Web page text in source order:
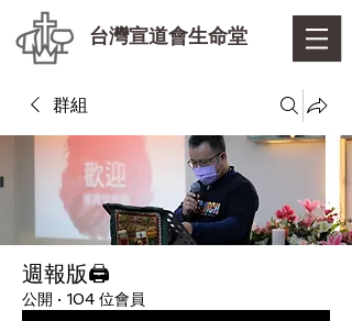
台灣宣道會生命堂
群組
週報版🖨
公開 · 104 位會員